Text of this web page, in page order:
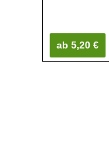
ab 5,20 €